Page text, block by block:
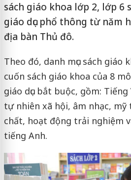
sách giáo khoa lớp 2, lớp 6
giáo dục phổ thông từ năm
địa bàn Thủ đô.
Theo đó, danh mục sách giáo
cuốn sách giáo khoa của 8
giáo dục bắt buộc, gồm:
tự nhiên xã hội, âm nhạc, mỹ
chất, hoạt động trải nghiệm
tiếng Anh.